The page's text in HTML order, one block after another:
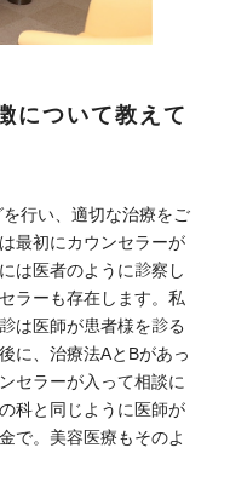
ついて教えて
行い、適切な治療をご
最初にカウンセラーが
は医者のように診察し
ラーも存在します。私
は医師が患者様を診る
に、治療法AとBがあっ
セラーが入って相談に
科と同じように医師が
で。美容医療もそのよ